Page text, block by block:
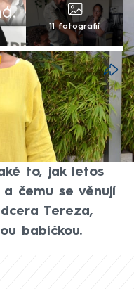
11 fotografií
v Praze, volný
„Miluju
pro web CNN
to, jak letos
čemu se věnují
Tereza,
babičkou.